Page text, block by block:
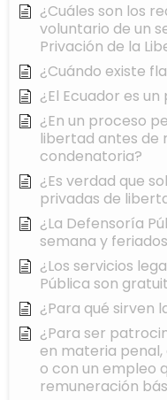
¿Cuáles son los
voluntario de un
Privación de la
¿Cuándo existe
¿El Ecuador es
¿En un proceso
libertad antes de
condenatoria?
¿Es verdad que
privadas de
¿La Defensoría
semana y
¿Los servicios
Pública son
¿Para qué sirven
¿Para ser
en materia
o con un empleo
remuneración